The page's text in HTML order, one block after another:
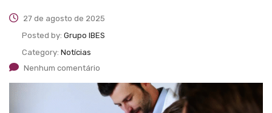
27 de agosto de 2025
Posted by: Grupo IBES
Category: Notícias
Nenhum comentário